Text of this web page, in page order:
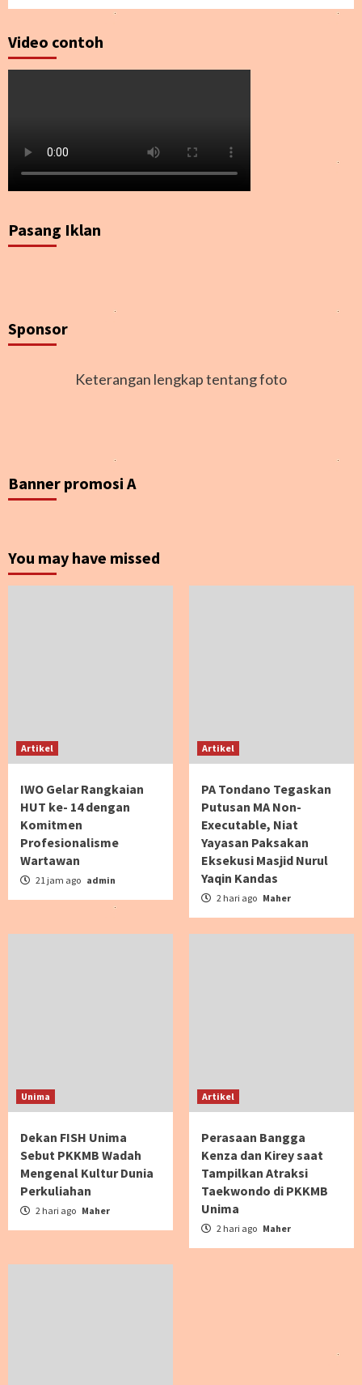
Video contoh
Pasang Iklan
Sponsor
Keterangan lengkap tentang foto
Banner promosi A
You may have missed
Artikel
IWO Gelar Rangkaian
HUT ke- 14 dengan
Komitmen
Profesionalisme
Wartawan
21 jam ago admin
Artikel
PA Tondano Tegaskan
Putusan MA Non-
Executable, Niat
Yayasan Paksakan
Eksekusi Masjid Nurul
Yaqin Kandas
2 hari ago Maher
Unima
Dekan FISH Unima
Sebut PKKMB Wadah
Mengenal Kultur Dunia
Perkuliahan
2 hari ago Maher
Artikel
Perasaan Bangga
Kenza dan Kirey saat
Tampilkan Atraksi
Taekwondo di PKKMB
Unima
2 hari ago Maher